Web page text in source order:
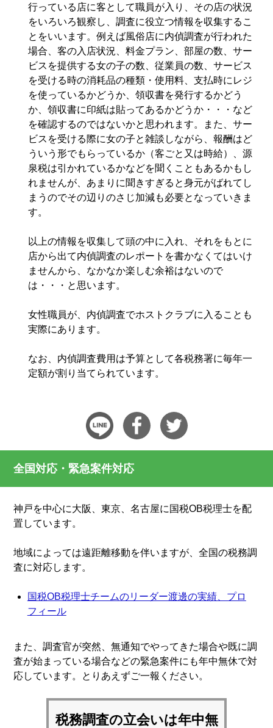
行っている店に客として職員が入り、その店の状況
をいろいろ観察し、調査に役立つ情報を収集するこ
とをいいます。例えば風俗店に内偵調査が行われた
場合、客の入店状況、料金プラン、部屋の数、サー
ビスを提供する女の子の数、従業員の数、サービス
を受ける時の消耗品の種類・使用料、支払時にレジ
を使っているかどうか、領収書を発行するかどう
か、領収書に印紙は貼ってあるかどうか・・・など
を確認するのではないかと思われます。また、サー
ビスを受ける際に女の子と雑談しながら、報酬はど
ういう形でもらっているか（客ごと又は時給）、源
泉税は引かれているかなどを聞くこともあるかもし
れませんが、あまりに聞きすぎると身元がばれてし
まうのでその辺りのさじ加減も必要となっていきま
す。
以上の情報を収集して頭の中に入れ、それをもとに
店から出て内偵調査のレポートを書かなくてはいけ
ませんから、なかなか楽しむ余裕はないので
は・・・と思います。
女性職員が、内偵調査でホストクラブに入ることも
実際にあります。
なお、内偵調査費用は予算として各税務署に毎年一
定額が割り当てられています。
全国対応・緊急案件対応
神戸を中心に大阪、東京、名古屋に国税OB税理士を配
置しています。
地域によっては遠距離移動を伴いますが、全国の税務調
査に対応します。
国税OB税理士チームのリーダー渡邊の実績、プロ
フィール
また、調査官が突然、無通知でやってきた場合や既に調
査が始まっている場合などの緊急案件にも年中無休で対
応しています。とりあえずご一報ください。
税務調査の立会いは年中無